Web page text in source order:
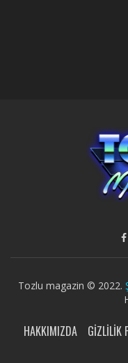
Tozlu magazin © 2022.
HAKKIMIZDA GIZLILIK